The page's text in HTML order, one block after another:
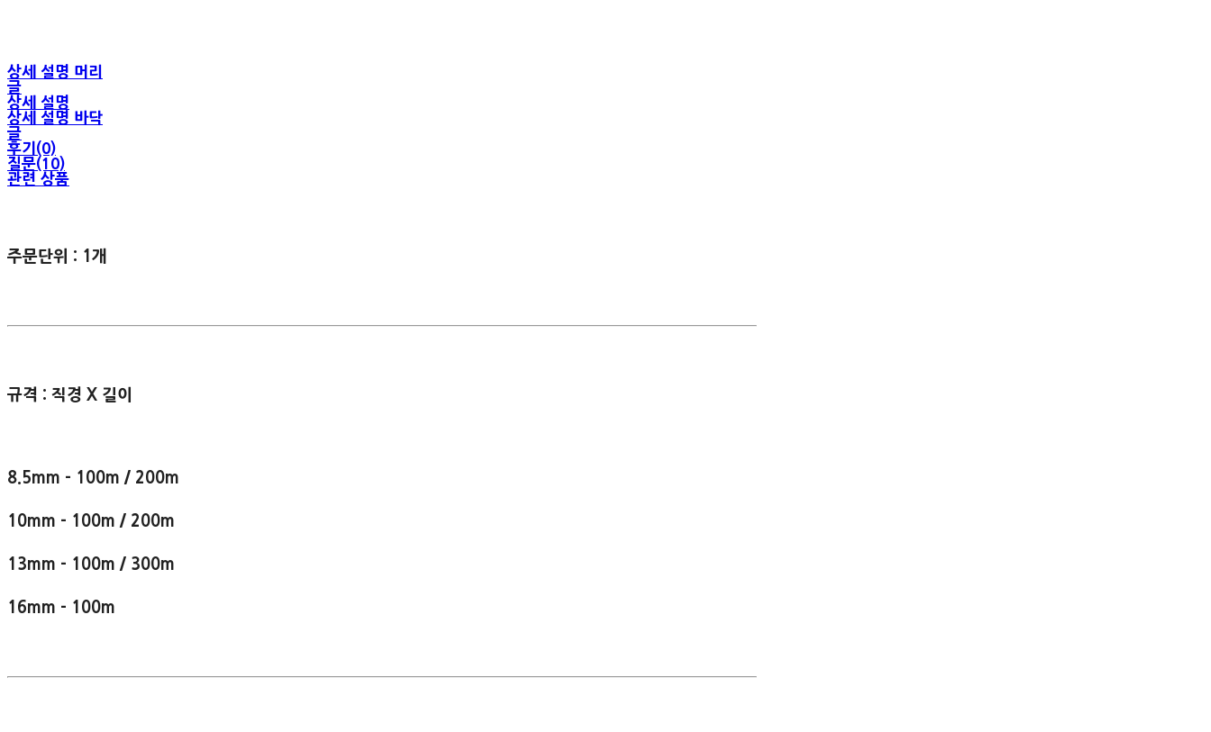
상세 설명 머리
글
상세 설명
상세 설명 바닥
글
후기(0)
질문(10)
관련 상품
주문단위 : 1개
규격 : 직경 X 길이
8.5mm - 100m / 200m
10mm - 100m / 200m
13mm - 100m / 300m
16mm - 100m